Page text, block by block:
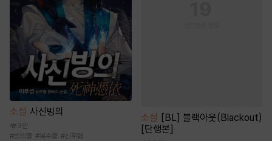
소설 사신빙의
3만
#빙의물 #복수물 #신무협
소설 [BL] 블랙아웃(Blackout)
[단행본]